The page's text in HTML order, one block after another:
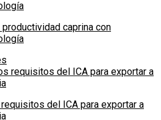
productividad caprina con
del ICA para exportar a